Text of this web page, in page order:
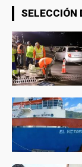
SELECCIÓN